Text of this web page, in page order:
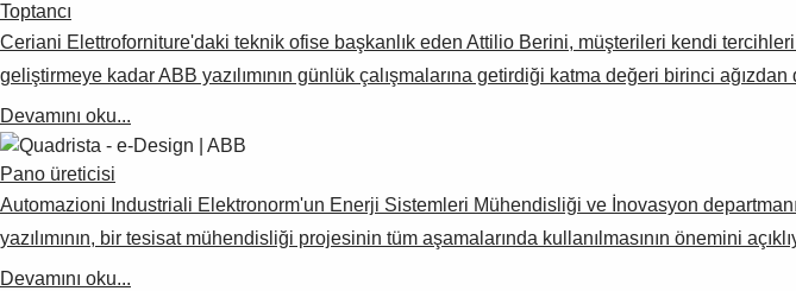
Toptancı
Ceriani Elettroforniture'daki teknik ofise başkanlık eden Attilio Berini, müşterileri kendi
geliştirmeye kadar ABB yazılımının günlük çalışmalarına getirdiği katma değeri birinci ağızdan
Devamını oku...
Pano üreticisi
Automazioni Industriali Elektronorm'un Enerji Sistemleri Mühendisliği ve İnovasyon
yazılımının, bir tesisat mühendisliği projesinin tüm aşamalarında kullanılmasının önemini
Devamını oku...